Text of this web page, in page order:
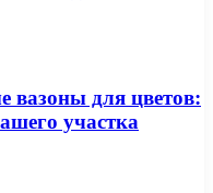
вазоны для цветов:
участка